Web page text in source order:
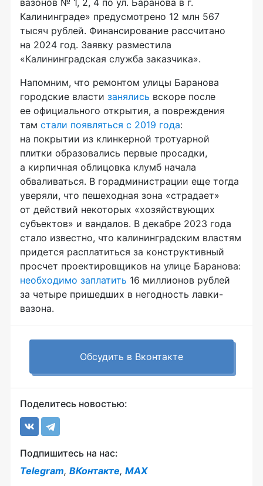
Калининграде» предусмотрено 12 млн 567
тысяч рублей. Финансирование рассчитано
на 2024 год. Заявку разместила
«Калининградская служба заказчика».
Напомним, что ремонтом улицы Баранова
городские власти занялись вскоре после
ее официального открытия, а повреждения
там стали появляться с 2019 года:
на покрытии из клинкерной тротуарной
плитки образовались первые просадки,
а кирпичная облицовка клумб начала
обваливаться. В горадминистрации еще тогда
уверяли, что пешеходная зона «страдает»
от действий некоторых «хозяйствующих
субъектов» и вандалов. В декабре 2023 года
стало известно, что калининградским властям
придется расплатиться за конструктивный
просчет проектировщиков на улице Баранова:
необходимо заплатить 16 миллионов рублей
за четыре пришедших в негодность лавки-
вазона.
Обсудить в Вконтакте
Поделитесь новостью:
Подпишитесь на нас:
Telegram, ВКонтакте, MAX